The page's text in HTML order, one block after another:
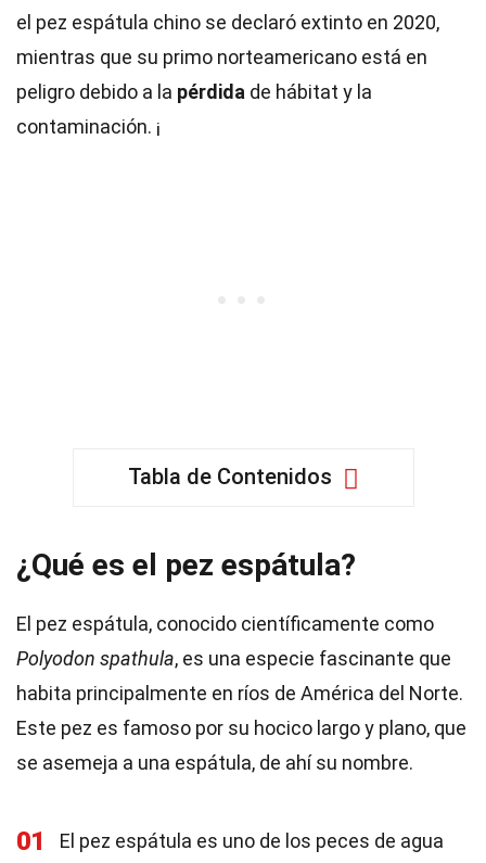
el pez espátula chino se declaró extinto en 2020,
mientras que su primo norteamericano está en
peligro debido a la pérdida de hábitat y la
contaminación. ¡
Tabla de Contenidos
¿Qué es el pez espátula?
El pez espátula, conocido científicamente como
Polyodon spathula, es una especie fascinante que
habita principalmente en ríos de América del Norte.
Este pez es famoso por su hocico largo y plano, que
se asemeja a una espátula, de ahí su nombre.
01
El pez espátula es uno de los peces de agua